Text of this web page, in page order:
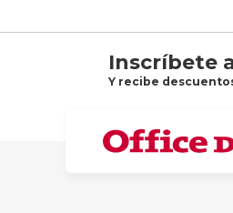
Inscríbete
Y recibe